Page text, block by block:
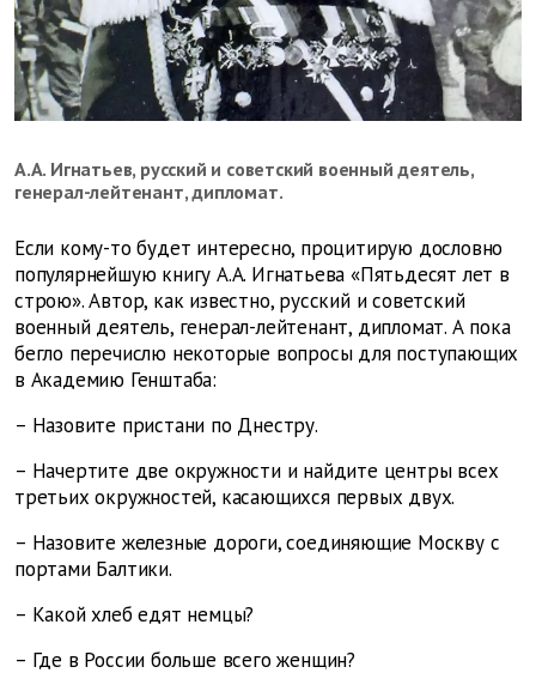
А.А. Игнатьев, русский и советский военный деятель,
генерал-лейтенант, дипломат.
Если кому-то будет интересно, процитирую дословно
популярнейшую книгу А.А. Игнатьева «Пятьдесят лет в
строю». Автор, как известно, русский и советский
военный деятель, генерал-лейтенант, дипломат. А пока
бегло перечислю некоторые вопросы для поступающих
в Академию Генштаба:
– Назовите пристани по Днестру.
– Начертите две окружности и найдите центры всех
третьих окружностей, касающихся первых двух.
– Назовите железные дороги, соединяющие Москву с
портами Балтики.
– Какой хлеб едят немцы?
– Где в России больше всего женщин?